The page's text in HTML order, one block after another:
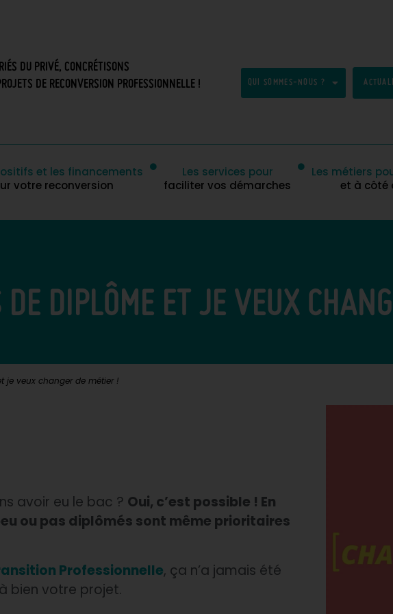
DU PRIVÉ, CONCRÉTISONS
DE RECONVERSION PROFESSIONNELLE !
QUI SOMMES-NOUS ?
et les financements
votre reconversion
Les services pour
faciliter vos démarches
Les métiers
et à côté
DIPLÔME ET JE VEUX
je veux changer de métier !
avoir eu le bac ? Oui, c’est possible ! En
ou pas diplômés sont même prioritaires
Professionnelle, ça n’a jamais été
bien votre projet.